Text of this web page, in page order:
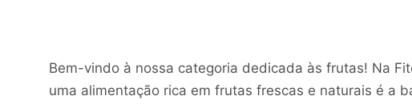
Bem-vindo à nossa categoria dedicada às frutas! Na
uma alimentação rica em frutas frescas e naturais é a